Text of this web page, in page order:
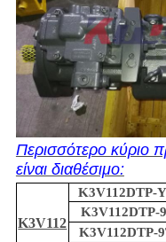
Περισσότερο κύριο
είναι διαθέσιμο:
K3V112
K3V112DTP-
K3V112DTP-
K3V112DTP-